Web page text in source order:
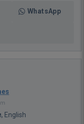
WhatsApp
English